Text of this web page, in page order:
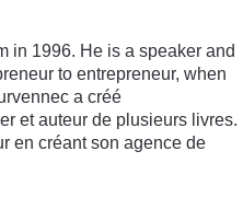
in 1996. He is a speaker and
to entrepreneur, when
a créé
et auteur de plusieurs livres.
en créant son agence de